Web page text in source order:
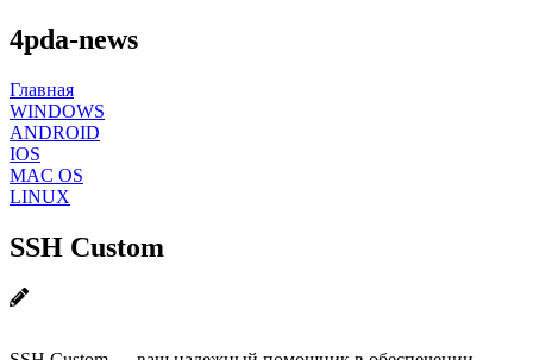
4pda-news
Главная
WINDOWS
ANDROID
IOS
MAC OS
LINUX
SSH Custom